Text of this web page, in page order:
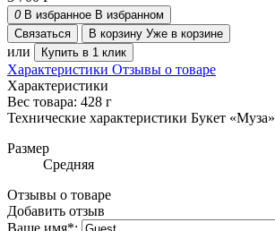
0 В избранное В избранном
Связаться
В корзину Уже в корзине
или Купить в 1 клик
Характеристики Отзывы о товаре
Характеристики
Вес товара: 428 г
Технические характеристики Букет «Муза»
Размер
Средняя
Отзывы о товаре
Добавить отзыв
Ваше имя*: